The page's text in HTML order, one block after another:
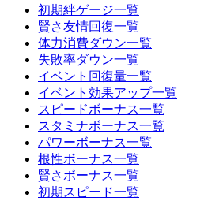
初期絆ゲージ一覧
賢さ友情回復一覧
体力消費ダウン一覧
失敗率ダウン一覧
イベント回復量一覧
イベント効果アップ一覧
スピードボーナス一覧
スタミナボーナス一覧
パワーボーナス一覧
根性ボーナス一覧
賢さボーナス一覧
初期スピード一覧